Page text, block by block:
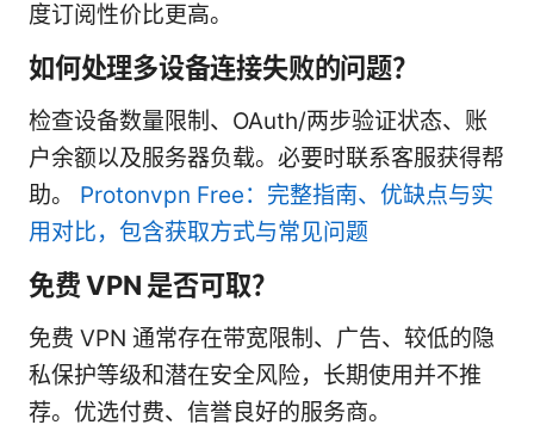
度订阅性价比更高。
如何处理多设备连接失败的问题？
检查设备数量限制、OAuth/两步验证状态、账
户余额以及服务器负载。必要时联系客服获得帮
助。 Protonvpn Free：完整指南、优缺点与实
用对比，包含获取方式与常见问题
免费 VPN 是否可取？
免费 VPN 通常存在带宽限制、广告、较低的隐
私保护等级和潜在安全风险，长期使用并不推
荐。优选付费、信誉良好的服务商。